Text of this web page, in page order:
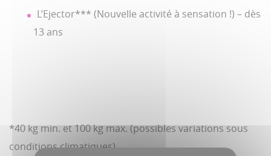
L’Ejector*** (Nouvelle activité à sensation !) – dès
13 ans
*40 kg min. et 100 kg max. (possibles variations sous
conditions climatiques)